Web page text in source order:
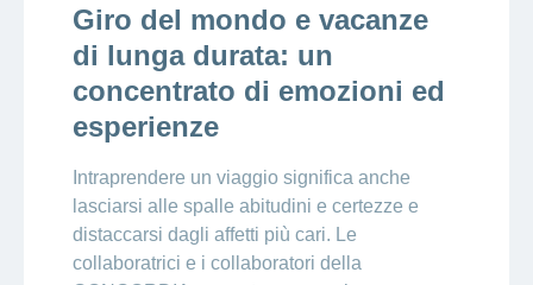
Giro del mondo e vacanze
di lunga durata: un
concentrato di emozioni ed
esperienze
Intraprendere un viaggio significa anche
lasciarsi alle spalle abitudini e certezze e
distaccarsi dagli affetti più cari. Le
collaboratrici e i collaboratori della